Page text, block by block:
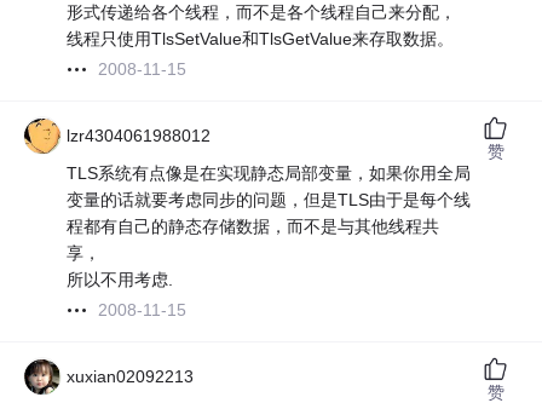
形式传递给各个线程，而不是各个线程自己来分配，
线程只使用TlsSetValue和TlsGetValue来存取数据。
2008-11-15
lzr4304061988012
TLS系统有点像是在实现静态局部变量，如果你用全局
变量的话就要考虑同步的问题，但是TLS由于是每个线
程都有自己的静态存储数据，而不是与其他线程共
享，
所以不用考虑.
2008-11-15
赞
xuxian02092213
赞